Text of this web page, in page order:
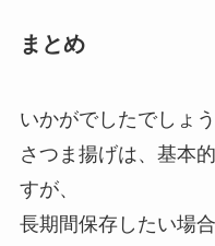
まとめ
いかがでしたでしょ
さつま揚げは、基本
すが、
長期間保存したい場